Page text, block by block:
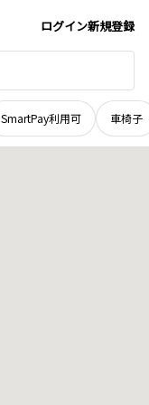
ログイン新規登録
SmartPay利用可 車椅子